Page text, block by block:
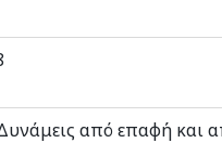
από επαφή και